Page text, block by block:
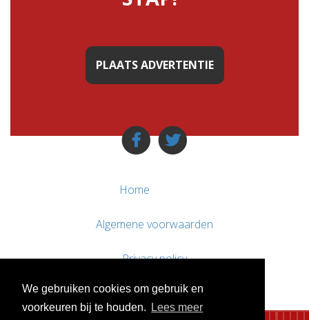
We gebruiken cookies om gebruik en
voorkeuren bij te houden.
Lees meer
PLAATS ADVERTENTIE
Home
Algemene voorwaarden
Privacy policy
Contact / Support